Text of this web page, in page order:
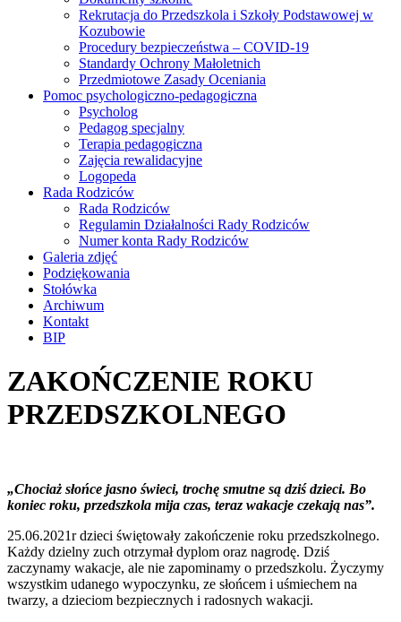
Rekrutacja do Przedszkola i Szkoły Podstawowej w
Kozubowie
Procedury bezpieczeństwa – COVID-19
Standardy Ochrony Małoletnich
Przedmiotowe Zasady Oceniania
Pomoc psychologiczno-pedagogiczna
Psycholog
Pedagog specjalny
Terapia pedagogiczna
Zajęcia rewalidacyjne
Logopeda
Rada Rodziców
Rada Rodziców
Regulamin Działalności Rady Rodziców
Numer konta Rady Rodziców
Galeria zdjęć
Podziękowania
Stołówka
Archiwum
Kontakt
BIP
ZAKOŃCZENIE ROKU
PRZEDSZKOLNEGO
„Chociaż słońce jasno świeci, trochę smutne są dziś dzieci. Bo
koniec roku, przedszkola mija czas, teraz wakacje czekają nas”.
25.06.2021r dzieci świętowały zakończenie roku przedszkolnego.
Każdy dzielny zuch otrzymał dyplom oraz nagrodę. Dziś
zaczynamy wakacje, ale nie zapominamy o przedszkolu. Życzymy
wszystkim udanego wypoczynku, ze słońcem i uśmiechem na
twarzy, a dzieciom bezpiecznych i radosnych wakacji.